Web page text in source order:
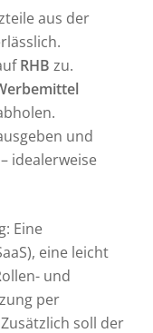
aus der
RHB zu.
und
idealerweise
Eine
eine leicht
und
per
soll der